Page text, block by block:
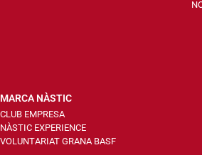
MARCA NÀSTIC
CLUB EMPRESA
NÀSTIC EXPERIENCE
VOLUNTARIAT GRANA BASF